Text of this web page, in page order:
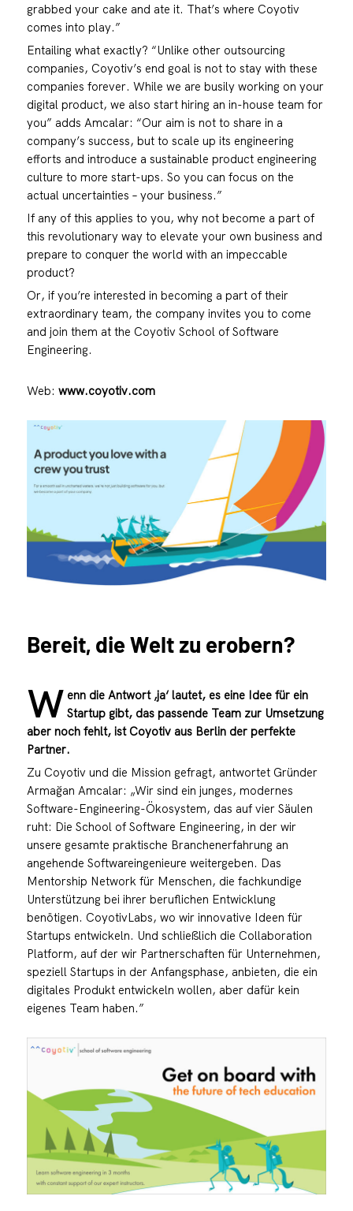
grabbed your cake and ate it. That’s where Coyotiv
comes into play.”
Entailing what exactly? “Unlike other outsourcing
companies, Coyotiv’s end goal is not to stay with these
companies forever. While we are busily working on your
digital product, we also start hiring an in-house team for
you” adds Amcalar: “Our aim is not to share in a
company’s success, but to scale up its engineering
efforts and introduce a sustainable product engineering
culture to more start-ups. So you can focus on the
actual uncertainties – your business.”
If any of this applies to you, why not become a part of
this revolutionary way to elevate your own business and
prepare to conquer the world with an impeccable
product?
Or, if you’re interested in becoming a part of their
extraordinary team, the company invites you to come
and join them at the Coyotiv School of Software
Engineering.
Web: www.coyotiv.com
Bereit, die Welt zu erobern?
W enn die Antwort ‚ja‘ lautet, es eine Idee für ein
Startup gibt, das passende Team zur Umsetzung
aber noch fehlt, ist Coyotiv aus Berlin der perfekte
Partner.
Zu Coyotiv und die Mission gefragt, antwortet Gründer
Armağan Amcalar: „Wir sind ein junges, modernes
Software-Engineering-Ökosystem, das auf vier Säulen
ruht: Die School of Software Engineering, in der wir
unsere gesamte praktische Branchenerfahrung an
angehende Softwareingenieure weitergeben. Das
Mentorship Network für Menschen, die fachkundige
Unterstützung bei ihrer beruflichen Entwicklung
benötigen. CoyotivLabs, wo wir innovative Ideen für
Startups entwickeln. Und schließlich die Collaboration
Platform, auf der wir Partnerschaften für Unternehmen,
speziell Startups in der Anfangsphase, anbieten, die ein
digitales Produkt entwickeln wollen, aber dafür kein
eigenes Team haben.”